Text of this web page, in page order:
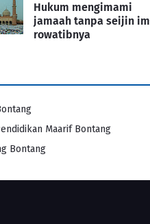
Hukum mengimami
jamaah tanpa seijin
rowatibnya
Maarif Bontang
Bontang